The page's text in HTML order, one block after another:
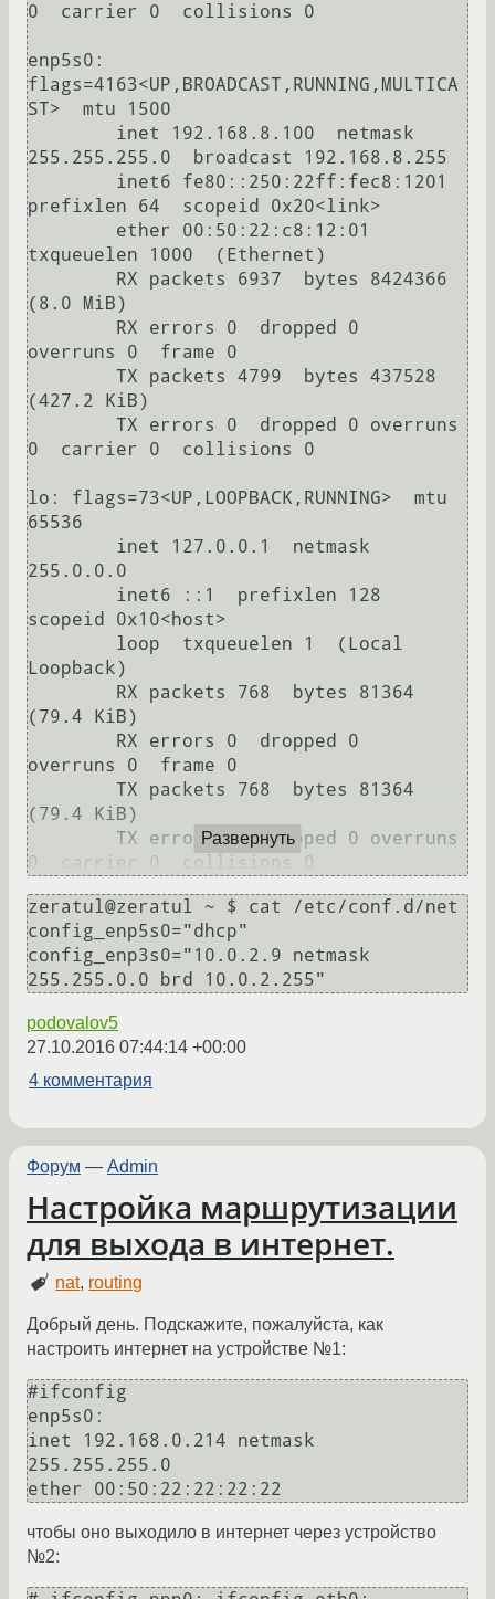
0  carrier 0  collisions 0
enp5s0:
flags=4163<UP,BROADCAST,RUNNING,MULTICA
ST>  mtu 1500
255.255.255.0  broadcast 192.168.8.255
prefixlen 64  scopeid 0x20<link>
txqueuelen 1000  (Ethernet)
(8.0 MiB)
overruns 0  frame 0
(427.2 KiB)
0  carrier 0  collisions 0
lo: flags=73<UP,LOOPBACK,RUNNING>  mtu
65536
255.0.0.0
scopeid 0x10<host>
Loopback)
(79.4 KiB)
overruns 0  frame 0
(79.4 KiB)
Развернуть
zeratul@zeratul ~ $ cat /etc/conf.d/net
config_enp5s0="dhcp"
config_enp3s0="10.0.2.9 netmask
podovalov5
27.10.2016 07:44:14 +00:00
4 комментария
Форум — Admin
Настройка маршрутизации
для выхода в интернет.
nat, routing
Добрый день. Подскажите, пожалуйста, как
настроить интернет на устройстве №1:
#ifconfig
enp5s0:
inet 192.168.0.214 netmask
255.255.255.0
чтобы оно выходило в интернет через устройство
№2: